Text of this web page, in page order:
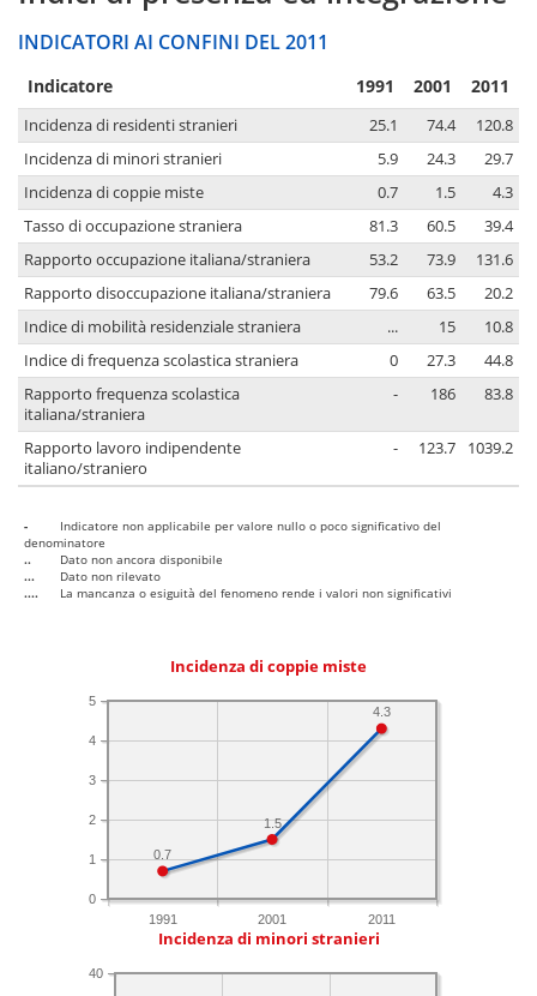
INDICATORI AI CONFINI DEL 2011
Indicatore 1991 2001 2011
Incidenza di residenti stranieri 25.1 74.4
120.8
Incidenza di minori stranieri
5.9 24.3
29.7
Incidenza di coppie miste
0.7 1.5
4.3
Tasso di occupazione straniera
81.3 60.5
39.4
Rapporto occupazione italiana/straniera
53.2 73.9
131.6
Rapporto disoccupazione italiana/straniera
79.6 63.5
20.2
Indice di mobilità residenziale straniera
... 15
10.8
Indice di frequenza scolastica straniera
0 27.3
44.8
Rapporto frequenza scolastica
italiana/straniera
- 186 83.8
Rapporto lavoro indipendente
italiano/straniero
- 123.7 1039.2
-
Indicatore non applicabile per valore nullo o poco significativo del
denominatore
..
Dato non ancora disponibile
...
Dato non rilevato
....
La mancanza o esiguità del fenomeno rende i valori non significativi
Incidenza di coppie miste
1991 2001 2011
0
1
2
3
4
5
4.3
1.5
0.7
Incidenza di minori stranieri
40